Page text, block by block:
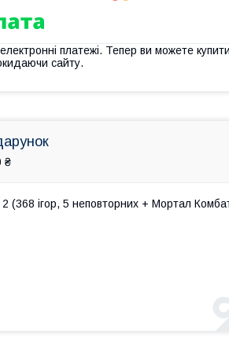
платежі. Тепер ви можете купити
сайту.
₴
(368 ігор, 5 неповторних + Мортал